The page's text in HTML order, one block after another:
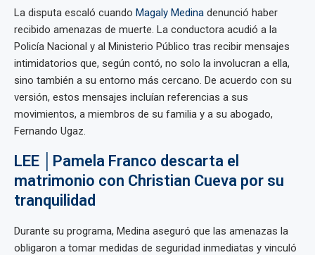
La disputa escaló cuando Magaly Medina denunció haber
recibido amenazas de muerte. La conductora acudió a la
Policía Nacional y al Ministerio Público tras recibir mensajes
intimidatorios que, según contó, no solo la involucran a ella,
sino también a su entorno más cercano. De acuerdo con su
versión, estos mensajes incluían referencias a sus
movimientos, a miembros de su familia y a su abogado,
Fernando Ugaz.
LEE │Pamela Franco descarta el
matrimonio con Christian Cueva por su
tranquilidad
Durante su programa, Medina aseguró que las amenazas la
obligaron a tomar medidas de seguridad inmediatas y vinculó